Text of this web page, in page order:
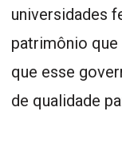
universidades
patrimônio que
que esse
de qualidade